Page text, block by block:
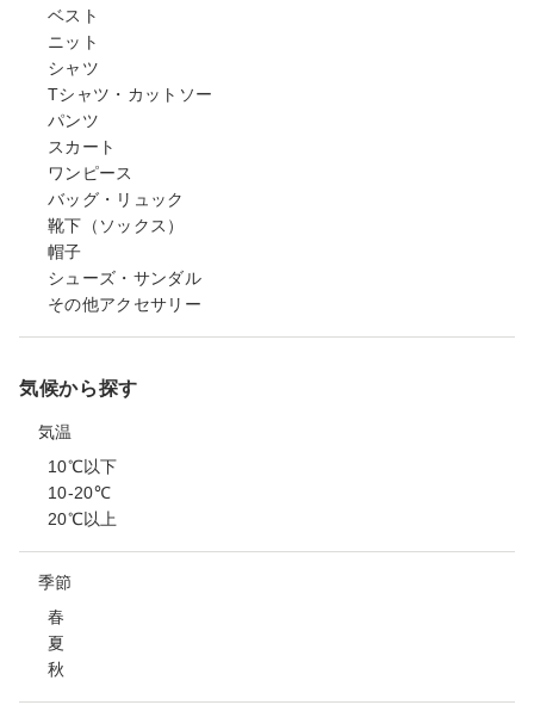
ベスト
ニット
シャツ
Tシャツ・カットソー
パンツ
スカート
ワンピース
バッグ・リュック
靴下（ソックス）
帽子
シューズ・サンダル
その他アクセサリー
気候から探す
気温
10℃以下
10-20℃
20℃以上
季節
春
夏
秋